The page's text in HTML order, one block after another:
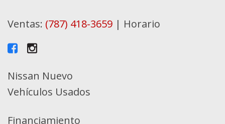
Ventas: (787) 418-3659 | Horario
Nissan Nuevo
Vehículos Usados
Financiamiento